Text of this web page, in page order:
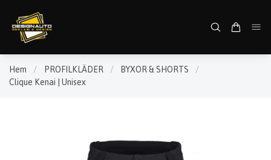
Hem / PROFILKLÄDER / BYXOR & SHORTS
/
Clique Kenai | Unisex